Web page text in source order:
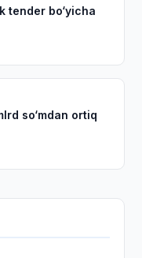
tender bo‘yicha
so‘mdan ortiq